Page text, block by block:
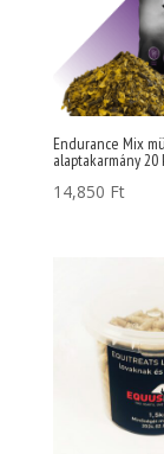
Endurance Mix
alaptakarmány 20
14,850 Ft